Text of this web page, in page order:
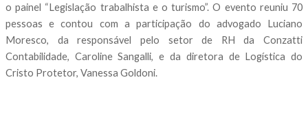
o painel “Legislação trabalhista e o turismo”. O evento reuniu 70
pessoas e contou com a participação do advogado Luciano
Moresco, da responsável pelo setor de RH da Conzatti
Contabilidade, Caroline Sangalli, e da diretora de Logística do
Cristo Protetor, Vanessa Goldoni.